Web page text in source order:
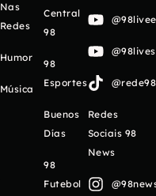
Nas
Redes
Humor
Música
Central
98
98
Esportes
Buenos
Días
98
Futebol
Redes
Sociais 98
News